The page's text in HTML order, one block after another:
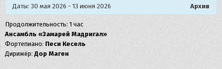
Архив
Даты: 30 мая 2026 - 13 июня 2026
Продолжительность: 1 час
Ансамбль «Замарей Мадригал»
Фортепиано: Песи Кесель
Дирижёр: Дор Маген